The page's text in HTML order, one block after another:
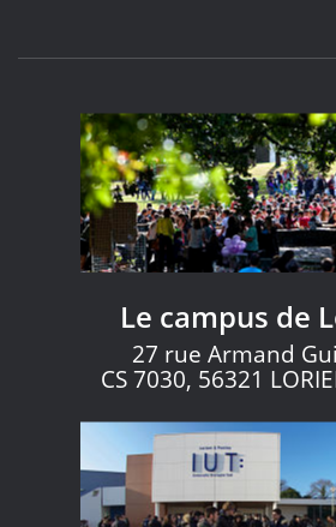
Le campus de
27 rue Armand
CS 7030, 56321